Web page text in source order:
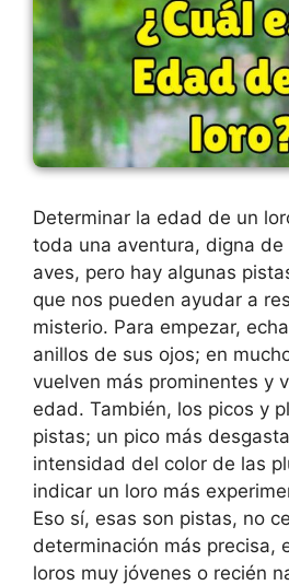
Determinar la edad de un
toda una aventura, digna
aves, pero hay algunas
que nos pueden ayudar a
misterio. Para empezar,
anillos de sus ojos; en
vuelven más prominentes y
edad. También, los picos y
pistas; un pico más
intensidad del color de las
indicar un loro más
Eso sí, esas son pistas, no
determinación más precisa,
loros muy jóvenes o recién